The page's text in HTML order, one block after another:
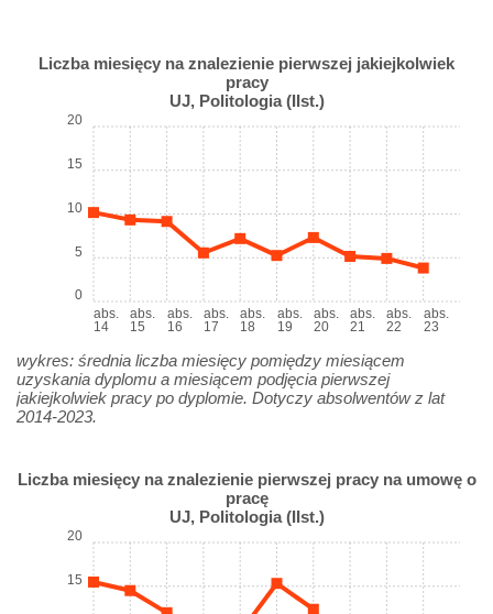
Liczba miesięcy na znalezienie pierwszej jakiejkolwiek
pracy
UJ, Politologia (IIst.)
abs.
14
abs.
15
abs.
16
abs.
17
abs.
18
abs.
19
abs.
20
abs.
21
abs.
22
abs.
23
0
5
10
15
20
wykres: średnia liczba miesięcy pomiędzy miesiącem
uzyskania dyplomu a miesiącem podjęcia pierwszej
jakiejkolwiek pracy po dyplomie. Dotyczy absolwentów z lat
2014-2023.
Liczba miesięcy na znalezienie pierwszej pracy na umowę o
pracę
UJ, Politologia (IIst.)
15
20